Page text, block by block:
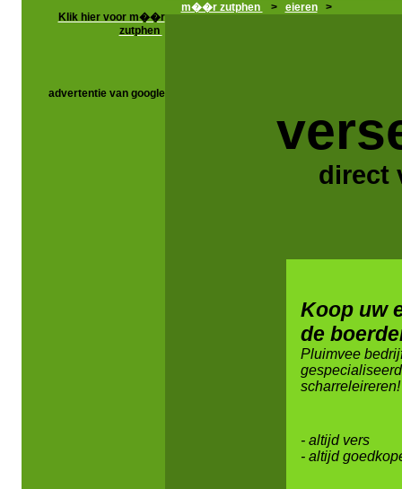
Klik hier voor m��r
zutphen
advertentie van google
m��r zutphen > eieren >
direct
Koop uw
de
Pluimvee
scharreleireren!
- altijd vers
- altijd